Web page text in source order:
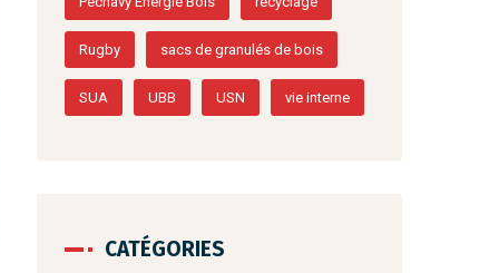
Péchavy Energie Bois recyclage
Rugby sacs de granulés de bois